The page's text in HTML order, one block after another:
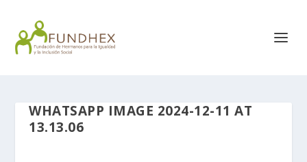
WHATSAPP IMAGE 2024-12-11 AT
13.13.06